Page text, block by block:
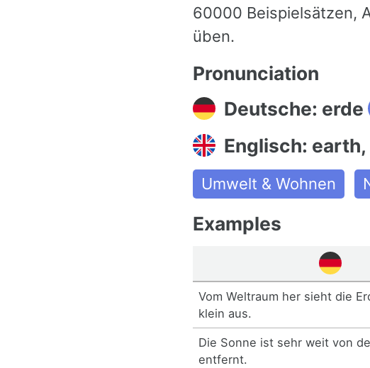
60000 Beispielsätzen,
üben.
Pronunciation
Deutsche: erde
Englisch:
Umwelt & Wohnen
Examples
Vom Weltraum her sieht die
klein aus.
Die Sonne ist sehr weit von
entfernt.